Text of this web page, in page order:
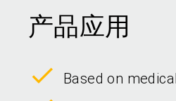
产品应用
Based on